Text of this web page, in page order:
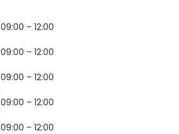
09:00 – 12:00
09:00 – 12:00
09:00 – 12:00
09:00 – 12:00
09:00 – 12:00